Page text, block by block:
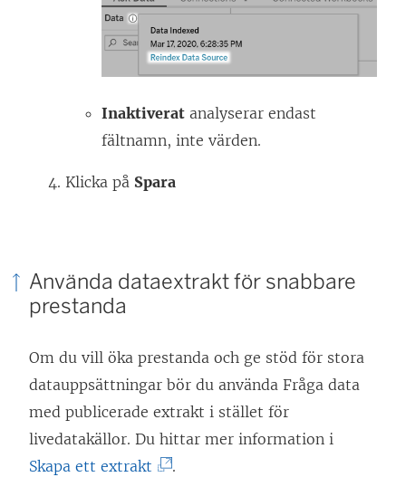
Inaktiverat analyserar endast
fältnamn, inte värden.
Klicka på Spara
Använda dataextrakt för snabbare
prestanda
Om du vill öka prestanda och ge stöd för stora
datauppsättningar bör du använda Fråga data
med publicerade extrakt i stället för
livedatakällor. Du hittar mer information i
Skapa ett extrakt
.